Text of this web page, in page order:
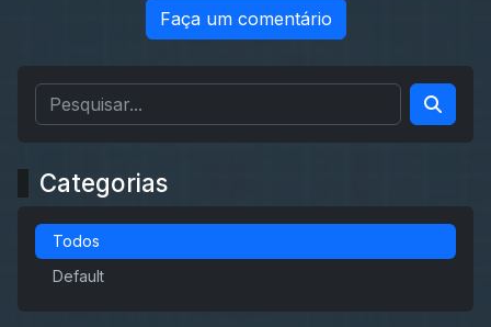
Faça um comentário
Categorias
Todos
Default